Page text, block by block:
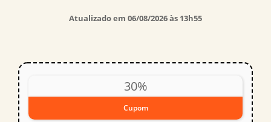
Atualizado em 06/08/2026 às 13h55
30%
Cupom